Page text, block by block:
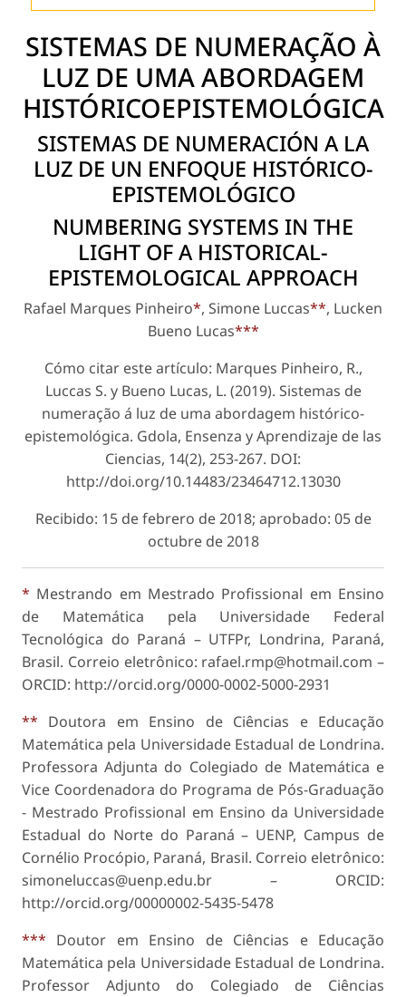
SISTEMAS DE NUMERAÇÃO À
LUZ DE UMA ABORDAGEM
HISTÓRICOEPISTEMOLÓGICA
SISTEMAS DE NUMERACIÓN A LA
LUZ DE UN ENFOQUE HISTÓRICO­
EPISTEMOLÓGICO
NUMBERING SYSTEMS IN THE
LIGHT OF A HISTORICAL-
EPISTEMOLOGICAL APPROACH
Rafael Marques Pinheiro*, Simone Luccas**, Lucken
Bueno Lucas***
Cómo citar este artículo: Marques Pinheiro, R.,
Luccas S. y Bueno Lucas, L. (2019). Sistemas de
numeração á luz de uma abordagem histórico-
epistemológica. Gdola, Ensenza y Aprendizaje de las
Ciencias, 14(2), 253-267. DOI:
http://doi.org/10.14483/23464712.13030
Recibido: 15 de febrero de 2018; aprobado: 05 de
octubre de 2018
* Mestrando em Mestrado Profissional em Ensino
de Matemática pela Universidade Federal
Tecnológica do Paraná – UTFPr, Londrina, Paraná,
Brasil. Correio eletrônico: rafael.rmp@hotmail.com –
ORCID: http://orcid.org/0000-0002-5000-2931
** Doutora em Ensino de Ciências e Educação
Matemática pela Universidade Estadual de Londrina.
Professora Adjunta do Colegiado de Matemática e
Vice Coordenadora do Programa de Pós-Graduação
- Mestrado Profissional em Ensino da Universidade
Estadual do Norte do Paraná – UENP, Campus de
Cornélio Procópio, Paraná, Brasil. Correio eletrônico:
simoneluccas@uenp.edu.br – ORCID:
http://orcid.org/0000­0002-5435-5478
*** Doutor em Ensino de Ciências e Educação
Matemática pela Universidade Estadual de Londrina.
Professor Adjunto do Colegiado de Ciências